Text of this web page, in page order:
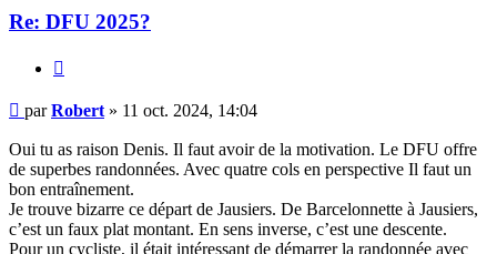
Re: DFU 2025?
Message
parRobert » 11 oct. 2024, 14:04
Oui tu as raison Denis. Il faut avoir de la motivation. Le DFU offre
de superbes randonnées. Avec quatre cols en perspective Il faut un
bon entraînement.
Je trouve bizarre ce départ de Jausiers. De Barcelonnette à Jausiers,
c’est un faux plat montant. En sens inverse, c’est une descente.
Pour un cycliste, il était intéressant de démarrer la randonnée avec